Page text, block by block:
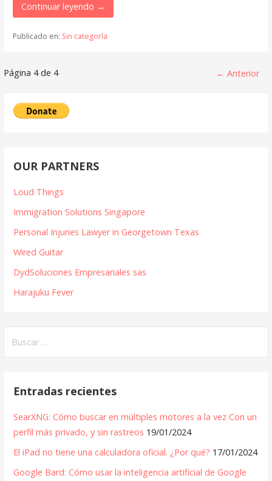
Continuar leyendo →
Publicado en: Sin categoría
Navegación
de
Entrada
Página 4 de 4 ← Anterior
OUR PARTNERS
Loud Things
Immigration Solutions Singapore
Personal Injuries Lawyer in Georgetown Texas
Wired Guitar
DydSoluciones Empresariales sas
Harajuku Fever
Entradas recientes
SearXNG: Cómo buscar en múltiples motores a la vez Con un
perfil más privado, y sin rastreos 19/01/2024
El iPad no tiene una calculadora oficial. ¿Por qué? 17/01/2024
Google Bard: Cómo usar la inteligencia artificial de Google